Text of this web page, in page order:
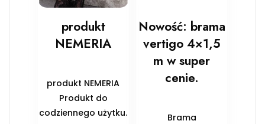
produkt
NEMERIA
produkt NEMERIA
Produkt do
codziennego użytku.
Nowość: brama
vertigo 4×1,5
m w super
cenie.
Brama